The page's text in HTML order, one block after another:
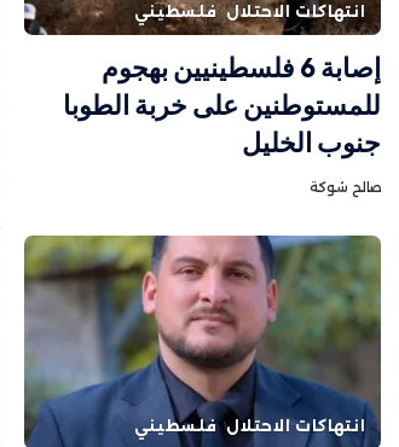
انتهاكات الاحتلال فلسطيني
إصابة 6 فلسطينيين بهجوم
للمستوطنين على خربة الطوبا
جنوب الخليل
صالح شوكة
انتهاكات الاحتلال فلسطيني